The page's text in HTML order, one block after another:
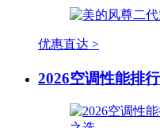
优惠直达 >
2026空调性能排